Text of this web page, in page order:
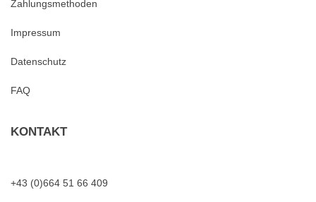
Zahlungsmethoden
Impressum
Datenschutz
FAQ
KONTAKT
+43 (0)664 51 66 409